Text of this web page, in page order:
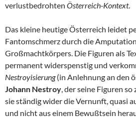
verlustbedrohten Österreich-Kontext.
Das kleine heutige Österreich leidet
Fantomschmerz durch die
Großmachtkörpers. Die Figuren als
permanent widerspenstig und
Nestroyisierung(in Anlehnung an den
Johann Nestroy, der seine Figuren
sie ständig wider die Vernunft, quasi
und nicht aus einem Bewußtsein